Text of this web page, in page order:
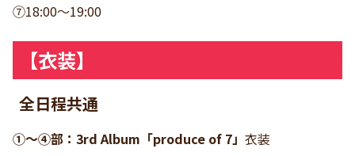
⑦18:00〜19:00
【衣装】
全日程共通
①〜④部：3rd Album「produce of 7」 衣装